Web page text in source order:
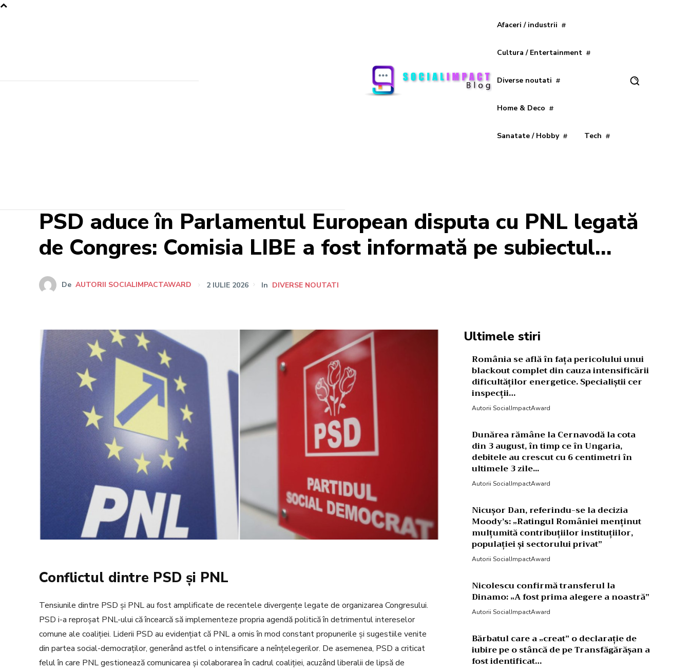
Afaceri / industrii
Cultura / Entertainment
Diverse noutati
Home & Deco
Sanatate / Hobby Tech
PSD aduce în Parlamentul European disputa cu PNL legată
de Congres: Comisia LIBE a fost informată pe subiectul…
De AUTORII SOCIALIMPACTAWARD 2 IULIE 2026 In DIVERSE NOUTATI
Conflictul dintre PSD și PNL
Tensiunile dintre PSD și PNL au fost amplificate de recentele divergențe legate de organizarea Congresului.
PSD i-a reproșat PNL-ului că încearcă să implementeze propria agendă politică în detrimentul intereselor
comune ale coaliției. Liderii PSD au evidențiat că PNL a omis în mod constant propunerile și sugestiile venite
din partea social-democraților, generând astfel o intensificare a neînțelegerilor. De asemenea, PSD a criticat
felul în care PNL gestionează comunicarea și colaborarea în cadrul coaliției, acuzând liberalii de lipsă de
Ultimele stiri
România se află în fața pericolului unui
blackout complet din cauza intensificării
dificultăților energetice. Specialiștii cer
inspecții…
Autorii SocialImpactAward
Dunărea rămâne la Cernavodă la cota
din 3 august, în timp ce în Ungaria,
debitele au crescut cu 6 centimetri în
ultimele 3 zile...
Autorii SocialImpactAward
Nicușor Dan, referindu-se la decizia
Moody’s: „Ratingul României menținut
mulțumită contribuțiilor instituțiilor,
populației și sectorului privat”
Autorii SocialImpactAward
Nicolescu confirmă transferul la
Dinamo: „A fost prima alegere a noastră”
Autorii SocialImpactAward
Bărbatul care a „creat” o declarație de
iubire pe o stâncă de pe Transfăgărășan a
fost identificat…